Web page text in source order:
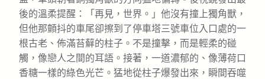
後的溫柔提醒：「再見，世界。」他沒有撞上獨角獸，
但他那顫抖的車尾卻擦到了停車塔三號車位入口處的一
根古老、佈滿苔蘚的柱子。不是撞擊，而是輕柔的碰
觸，像戀人之間的耳語。接著，一道濃郁的、像薄荷口
香糖一樣的綠色光芒。猛地從柱子爆發出來，瞬間吞噬